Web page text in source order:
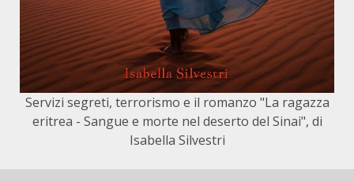
Servizi segreti, terrorismo e il romanzo "La ragazza
eritrea - Sangue e morte nel deserto del Sinai", di
Isabella Silvestri